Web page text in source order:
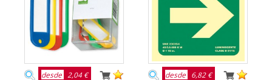
desde 2,04 € desde 6,82 €